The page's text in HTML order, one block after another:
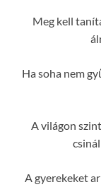
Meg kell
Ha soha nem
A világon
A gyerekeket